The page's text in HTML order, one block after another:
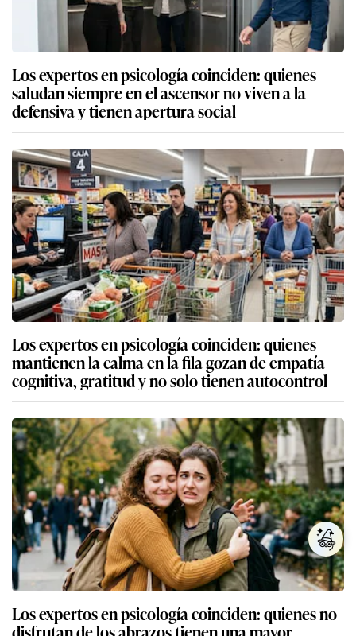
Los expertos en psicología coinciden: quienes
saludan siempre en el ascensor no viven a la
defensiva y tienen apertura social
Los expertos en psicología coinciden: quienes
mantienen la calma en la fila gozan de empatía
cognitiva, gratitud y no solo tienen autocontrol
Los expertos en psicología coinciden: quienes no